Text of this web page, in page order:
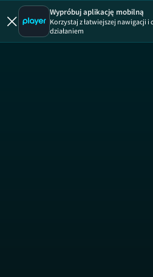
Wypróbuj aplikację mobilną
Korzystaj z łatwiejszej nawigacji i
działaniem